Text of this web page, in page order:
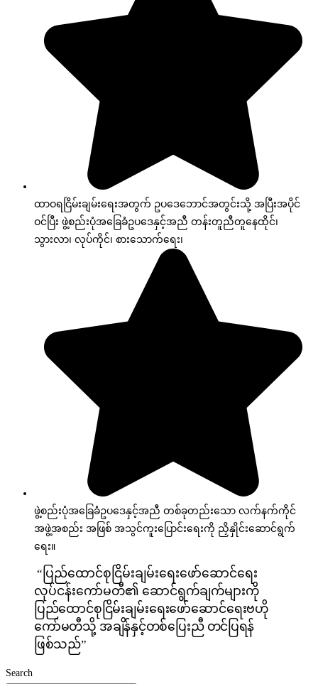
ထာဝရငြိမ်းချမ်းရေးအတွက် ဥပဒေဘောင်အတွင်းသို့ အပြီးအပိုင်
ဝင်ပြီး ဖွဲ့စည်းပုံအခြေခံဥပဒေနှင့်အညီ တန်းတူညီတူနေထိုင်၊
သွားလာ၊ လုပ်ကိုင်၊ စားသောက်ရေး၊
ဖွဲ့စည်းပုံအခြေခံဥပဒေနှင့်အညီ တစ်ခုတည်းသော လက်နက်ကိုင်
အဖွဲ့အစည်း အဖြစ် အသွင်ကူးပြောင်းရေးကို ညှိနှိုင်းဆောင်ရွက်
ရေး။
“ပြည်ထောင်စုငြိမ်းချမ်းရေးဖော်ဆောင်ရေး
လုပ်ငန်းကော်မတီ၏ ဆောင်ရွက်ချက်များကို
ပြည်ထောင်စုငြိမ်းချမ်းရေးဖော်ဆောင်ရေးဗဟို
ကော်မတီသို့ အချိန်နှင့်တစ်ပြေးညီ တင်ပြရန်
ဖြစ်သည်”
Search